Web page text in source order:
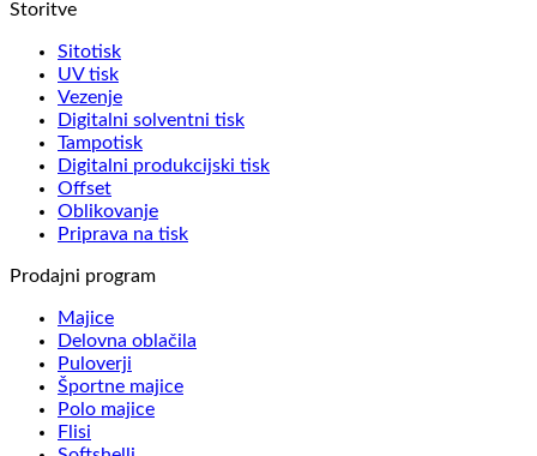
Storitve
Sitotisk
UV tisk
Vezenje
Digitalni solventni tisk
Tampotisk
Digitalni produkcijski tisk
Offset
Oblikovanje
Priprava na tisk
Prodajni program
Majice
Delovna oblačila
Puloverji
Športne majice
Polo majice
Flisi